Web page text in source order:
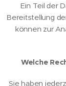
Ein Teil der
Bereitstellung
können zur
Welche
Sie haben